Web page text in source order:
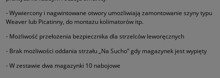
- Wywiercony i nagwintowane otwory umożliwiają zamontowanie szyny typu
Weaver lub Picatinny, do montażu kolimatorów itp.
- Możliwość przełożenia bezpiecznika dla strzelców leworęcznych
- Brak możliwości oddania strzału „Na Sucho” gdy magazynek jest wypięty
- W zestawie dwa magazynki 10 nabojowe